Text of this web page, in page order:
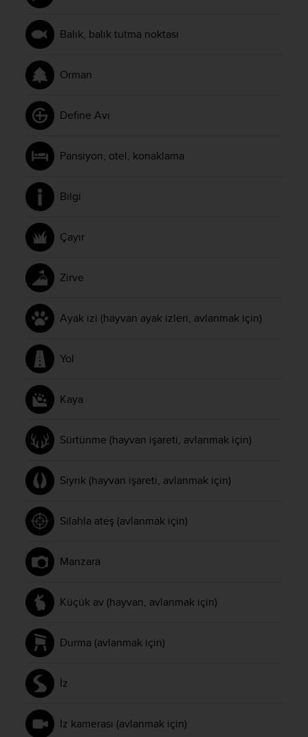
Balık, balık tutma noktası
Orman
Define Avı
Pansiyon, otel, konaklama
Bilgi
Çayır
Zirve
Ayak izi (hayvan ayak izleri, avlanmak için)
Yol
Kaya
Sürtünme (hayvan işareti, avlanmak için)
Sıyrık (hayvan işareti, avlanmak için)
Silahla ateş (avlanmak için)
Manzara
Küçük av (hayvan, avlanmak için)
Durma (avlanmak için)
İz
İz kamerası (avlanmak için)